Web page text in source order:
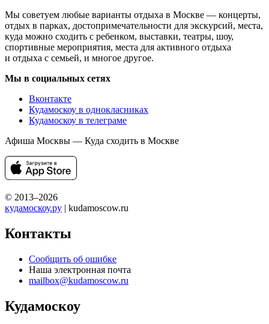
Мы советуем любые варианты отдыха в Москве — концерты,
отдых в парках, достопримечательности для экскурсий, места,
куда можно сходить с ребенком, выставки, театры, шоу,
спортивные мероприятия, места для активного отдыха
и отдыха с семьей, и многое другое.
Мы в социальных сетях
Вконтакте
Кудамоскоу в однокласниках
Кудамоскоу в телеграме
Афиша Москвы — Куда сходить в Москве
© 2013–2026
кудамоскоу.ру | kudamoscow.ru
Контакты
Сообщить об ошибке
Наша электронная почта
mailbox@kudamoscow.ru
Кудамоскоу